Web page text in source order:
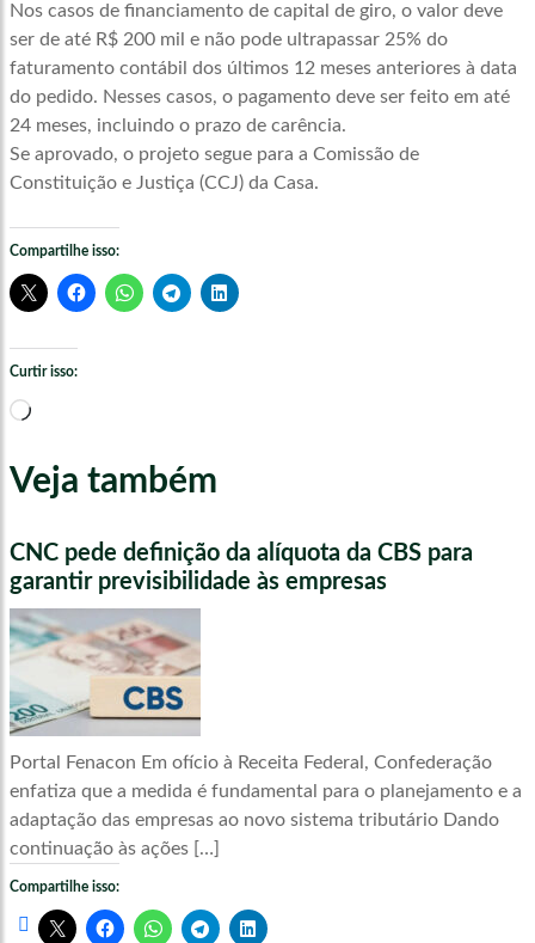
Nos casos de financiamento de capital de giro, o valor deve
ser de até R$ 200 mil e não pode ultrapassar 25% do
faturamento contábil dos últimos 12 meses anteriores à data
do pedido. Nesses casos, o pagamento deve ser feito em até
24 meses, incluindo o prazo de carência.
Se aprovado, o projeto segue para a Comissão de
Constituição e Justiça (CCJ) da Casa.
Compartilhe isso:
Curtir isso:
Carregando...
Veja também
CNC pede definição da alíquota da CBS para
garantir previsibilidade às empresas
Portal Fenacon Em ofício à Receita Federal, Confederação
enfatiza que a medida é fundamental para o planejamento e a
adaptação das empresas ao novo sistema tributário Dando
continuação às ações […]
Compartilhe isso: